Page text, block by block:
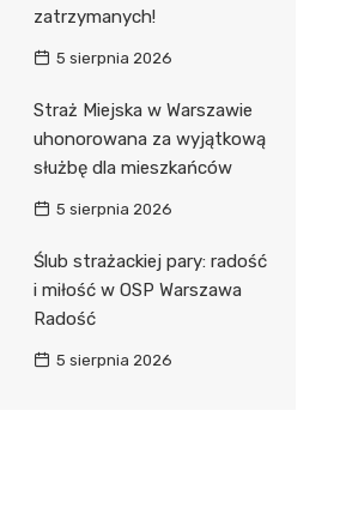
zatrzymanych!
5 sierpnia 2026
Straż Miejska w Warszawie
uhonorowana za wyjątkową
służbę dla mieszkańców
5 sierpnia 2026
Ślub strażackiej pary: radość
i miłość w OSP Warszawa
Radość
5 sierpnia 2026